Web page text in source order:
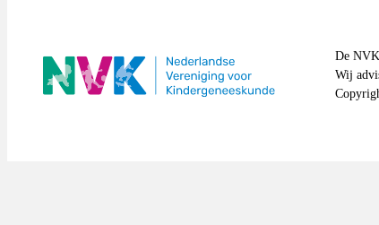
De NVK
Wij